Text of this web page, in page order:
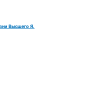
Высшего Я.